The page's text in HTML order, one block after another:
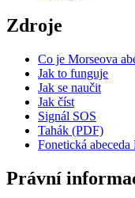
Zdroje
Co je Morseova
Jak to funguje
Jak se naučit
Jak číst
Signál SOS
Tahák (PDF)
Fonetická
Právní